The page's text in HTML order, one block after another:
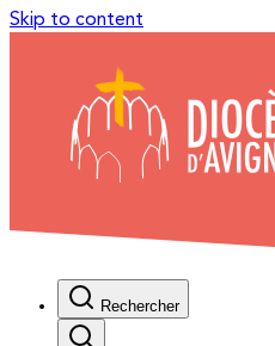
Skip to content
Rechercher